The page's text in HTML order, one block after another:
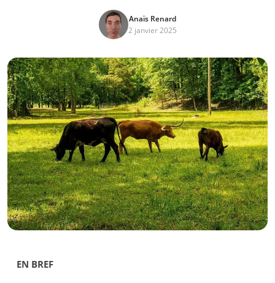
Anaïs Renard
2 janvier 2025
EN BREF